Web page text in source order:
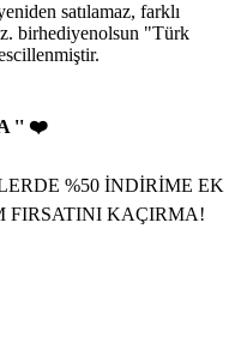
satılamaz, farklı
birhediyenolsun "Türk
'' ❤️
%50 İNDİRİME EK
FIRSATINI KAÇIRMA!